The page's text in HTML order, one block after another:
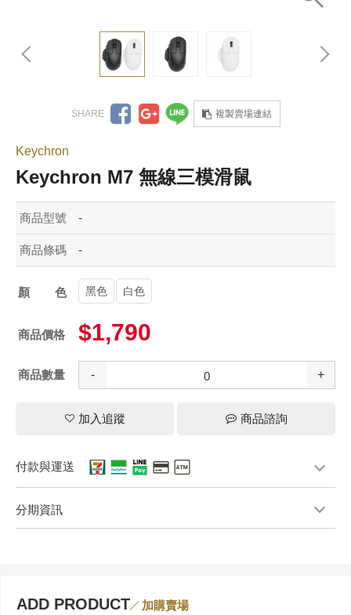
複製賣場連結
Keychron
Keychron M7 無線三模滑鼠
商品型號 -
商品條碼 -
顏色黑色 白色
商品價格 $1,790
商品數量 - +
加入追蹤 商品諮詢
付款與運送
分期資訊
ADD PRODUCT 加購賣場